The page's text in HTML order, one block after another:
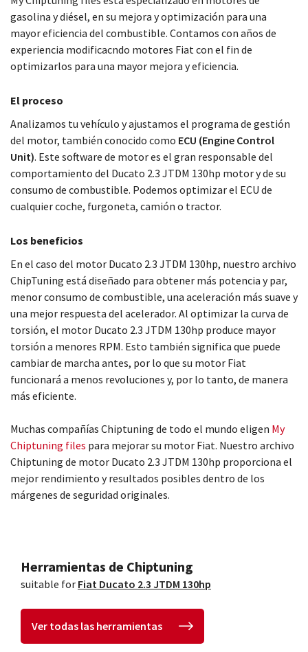
gasolina y diésel, en su mejora y optimización para una
mayor eficiencia del combustible. Contamos con años de
experiencia modificacndo motores Fiat con el fin de
optimizarlos para una mayor mejora y eficiencia.
El proceso
Analizamos tu vehículo y ajustamos el programa de gestión
del motor, también conocido como ECU (Engine Control
Unit). Este software de motor es el gran responsable del
comportamiento del Ducato 2.3 JTDM 130hp motor y de su
consumo de combustible. Podemos optimizar el ECU de
cualquier coche, furgoneta, camión o tractor.
Los beneficios
En el caso del motor Ducato 2.3 JTDM 130hp, nuestro archivo
ChipTuning está diseñado para obtener más potencia y par,
menor consumo de combustible, una aceleración más suave y
una mejor respuesta del acelerador. Al optimizar la curva de
torsión, el motor Ducato 2.3 JTDM 130hp produce mayor
torsión a menores RPM. Esto también significa que puede
cambiar de marcha antes, por lo que su motor Fiat
funcionará a menos revoluciones y, por lo tanto, de manera
más eficiente.
Muchas compañías Chiptuning de todo el mundo eligen My
Chiptuning files para mejorar su motor Fiat. Nuestro archivo
Chiptuning de motor Ducato 2.3 JTDM 130hp proporciona el
mejor rendimiento y resultados posibles dentro de los
márgenes de seguridad originales.
Herramientas de Chiptuning
suitable for Fiat Ducato 2.3 JTDM 130hp
Ver todas las herramientas